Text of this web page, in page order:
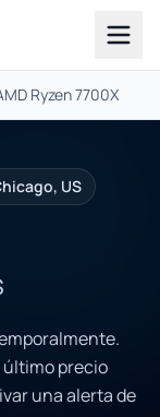
Ryzen 7700X
US
último precio
una alerta de